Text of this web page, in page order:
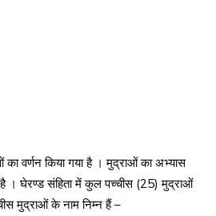
का वर्णन किया गया है । मुद्राओं का अभ्यास
। घेरण्ड संहिता में कुल पच्चीस (25) मुद्राओं
मुद्राओं के नाम निम्न हैं –